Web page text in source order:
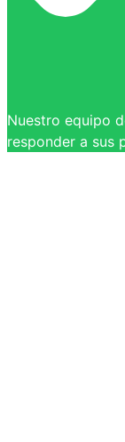
Nuestro equipo
responder a sus